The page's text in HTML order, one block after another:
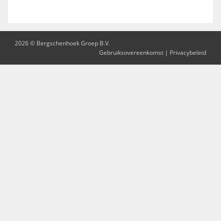
2026 © Bergschenhoek Groep B.V.
Gebruiksovereenkomst | Privacybeleid